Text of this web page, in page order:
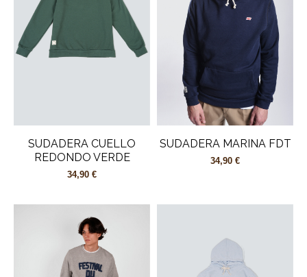
SUDADERA CUELLO
REDONDO VERDE
34,90 €
SUDADERA MARINA FDT
34,90 €